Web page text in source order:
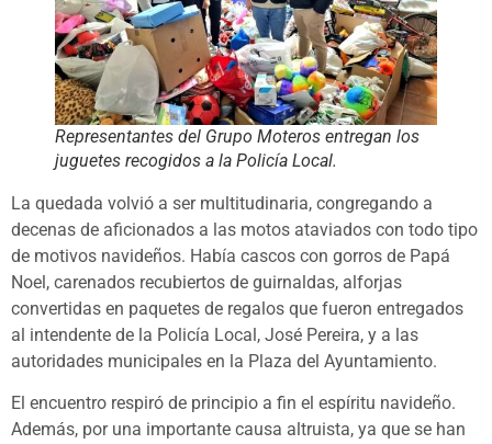
Representantes del Grupo Moteros entregan los
juguetes recogidos a la Policía Local.
La quedada volvió a ser multitudinaria, congregando a
decenas de aficionados a las motos ataviados con todo tipo
de motivos navideños. Había cascos con gorros de Papá
Noel, carenados recubiertos de guirnaldas, alforjas
convertidas en paquetes de regalos que fueron entregados
al intendente de la Policía Local, José Pereira, y a las
autoridades municipales en la Plaza del Ayuntamiento.
El encuentro respiró de principio a fin el espíritu navideño.
Además, por una importante causa altruista, ya que se han